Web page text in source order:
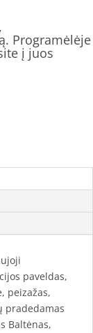
Programėlėje
į juos
paveldas,
peizažas,
pradedamas
Baltėnas,